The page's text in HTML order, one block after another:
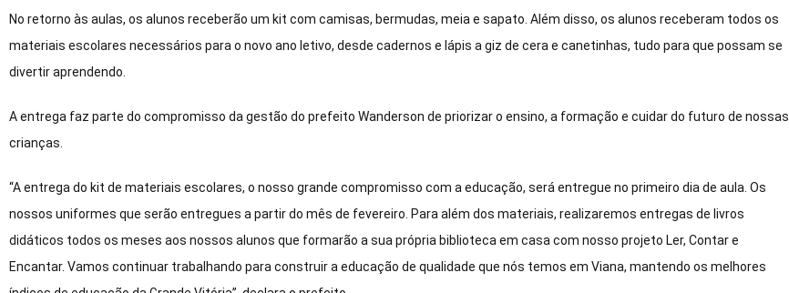
No retorno às aulas, os alunos receberão um kit com camisas, bermudas, meia e sapato. Além disso, os alunos receberam todos os
materiais escolares necessários para o novo ano letivo, desde cadernos e lápis a giz de cera e canetinhas, tudo para que possam se
divertir aprendendo.
A entrega faz parte do compromisso da gestão do prefeito Wanderson de priorizar o ensino, a formação e cuidar do futuro de nossas
crianças.
“A entrega do kit de materiais escolares, o nosso grande compromisso com a educação, será entregue no primeiro dia de aula. Os
nossos uniformes que serão entregues a partir do mês de fevereiro. Para além dos materiais, realizaremos entregas de livros
didáticos todos os meses aos nossos alunos que formarão a sua própria biblioteca em casa com nosso projeto Ler, Contar e
Encantar. Vamos continuar trabalhando para construir a educação de qualidade que nós temos em Viana, mantendo os melhores